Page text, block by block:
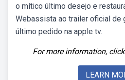
o mítico último desejo e
Webassista ao trailer oficial de
último pedido na apple tv.
For more information,
LEARN